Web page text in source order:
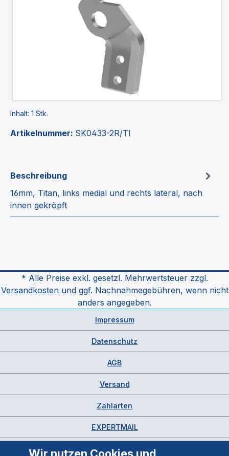
Inhalt: 1 Stk.
Artikelnummer: SK0433-2R/TI
Beschreibung
16mm, Titan, links medial und rechts lateral, nach
innen gekröpft
* Alle Preise exkl. gesetzl. Mehrwertsteuer zzgl.
Versandkostenund ggf. Nachnahmegebühren, wenn nicht
anders angegeben.
Impressum
Datenschutz
AGB
Versand
Zahlarten
EXPERTMAIL